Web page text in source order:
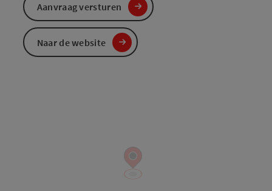
Aanvraag versturen
Naar de website